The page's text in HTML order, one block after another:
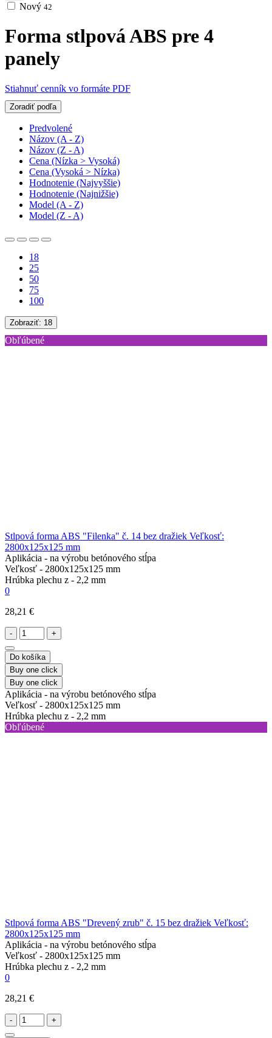
Nový 42
Forma stlpová ABS pre 4
panely
Stiahnuť cenník vo formáte PDF
Zoradiť podľa
Predvolené
Názov (A - Z)
Názov (Z - A)
Cena (Nízka > Vysoká)
Cena (Vysoká > Nízka)
Hodnotenie (Najvyššie)
Hodnotenie (Najnižšie)
Model (A - Z)
Model (Z - A)
18
25
50
75
100
Zobraziť: 18
Obľúbené
Stlpová forma ABS "Filenka" č. 14 bez dražiek Veľkosť:
2800х125х125 mm
Aplikácia - na výrobu betónového stĺpa
Veľkosť - 2800х125х125 mm
Hrúbka plechu z - 2,2 mm
0
28,21 €
- +
Do košíka
Buy one click
Buy one click
Aplikácia - na výrobu betónového stĺpa
Veľkosť - 2800х125х125 mm
Hrúbka plechu z - 2,2 mm
Obľúbené
Stlpová forma ABS "Drevený zrub" č. 15 bez dražiek Veľkosť:
2800х125х125 mm
Aplikácia - na výrobu betónového stĺpa
Veľkosť - 2800х125х125 mm
Hrúbka plechu z - 2,2 mm
0
28,21 €
- +